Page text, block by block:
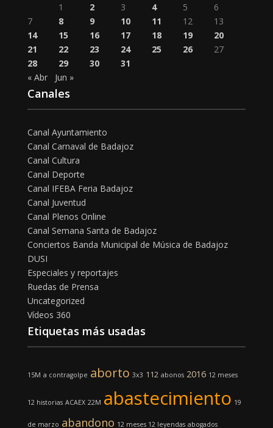
1
2 3 4 5
6
7
8 9 10 11 12
13
14
15 16 17 18 19
20
21
22 23 24 25 26
27
28
29 30
31
« Abr
Jun »
Canales
Canal Ayuntamiento
Canal Carnaval de Badajoz
Canal Cultura
Canal Deporte
Canal IFEBA Feria Badajoz
Canal Juventud
Canal Plenos Online
Canal Semana Santa de Badajoz
Conciertos Banda Municipal de Música de Badajoz
DUSI
Especiales y reportajes
Ruedas de Prensa
Uncategorized
Vídeos 360
Etiquetas más usadas
15M a contragolpe aborto 3x3 112 abonos 2016 12 meses
12 historias ACAEX 22M abastecimiento 19
de marzo abandono 12 meses 12 leyendas abogados